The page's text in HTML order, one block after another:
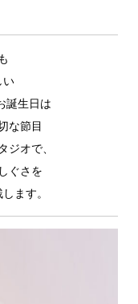
い
誕生日は
な節目
ジオで、
ぐさを
ます。